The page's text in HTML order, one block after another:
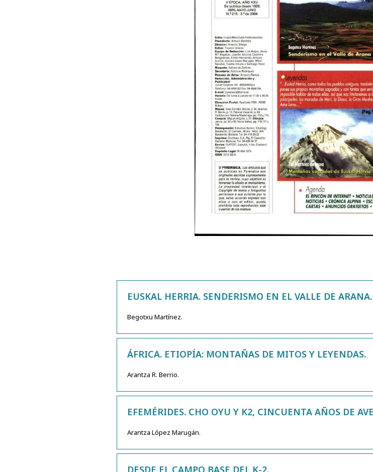
EUSKAL HERRIA. SENDERISMO EN EL VALLE DE ARANA.
Begotxu Martínez.
ÁFRICA. ETIOPÍA: MONTAÑAS DE MITOS Y LEYENDAS.
Arantza R. Berrio.
EFEMÉRIDES. CHO OYU Y K2, CINCUENTA AÑOS DE
Arantza López Marugán.